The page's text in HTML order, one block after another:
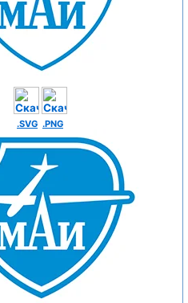
.SVG .PNG